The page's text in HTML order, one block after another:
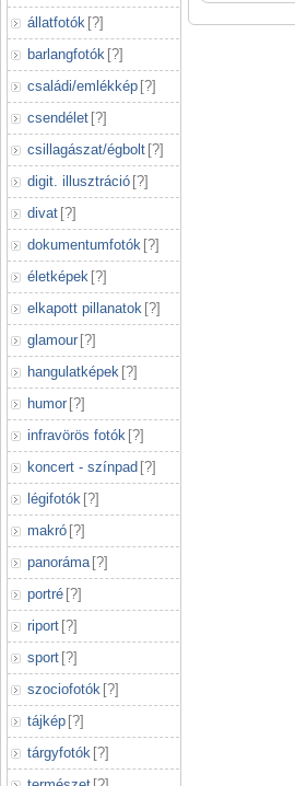
állatfotók [?]
barlangfotók [?]
családi/emlékkép [?]
csendélet [?]
csillagászat/égbolt [?]
digit. illusztráció [?]
divat [?]
dokumentumfotók [?]
életképek [?]
elkapott pillanatok [?]
glamour [?]
hangulatképek [?]
humor [?]
infravörös fotók [?]
koncert - színpad [?]
légifotók [?]
makró [?]
panoráma [?]
portré [?]
riport [?]
sport [?]
szociofotók [?]
tájkép [?]
tárgyfotók [?]